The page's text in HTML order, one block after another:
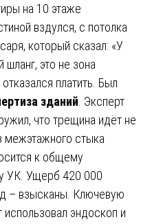
на 10 этаже
вздулся, с потолка
который сказал: «У
шланг, это не зона
платить. Был
зданий . Эксперт
что трещина идёт не
межэтажного стыка
к общему
УК. Ущерб 420 000
– взысканы. Ключевую
использовал эндоскоп и